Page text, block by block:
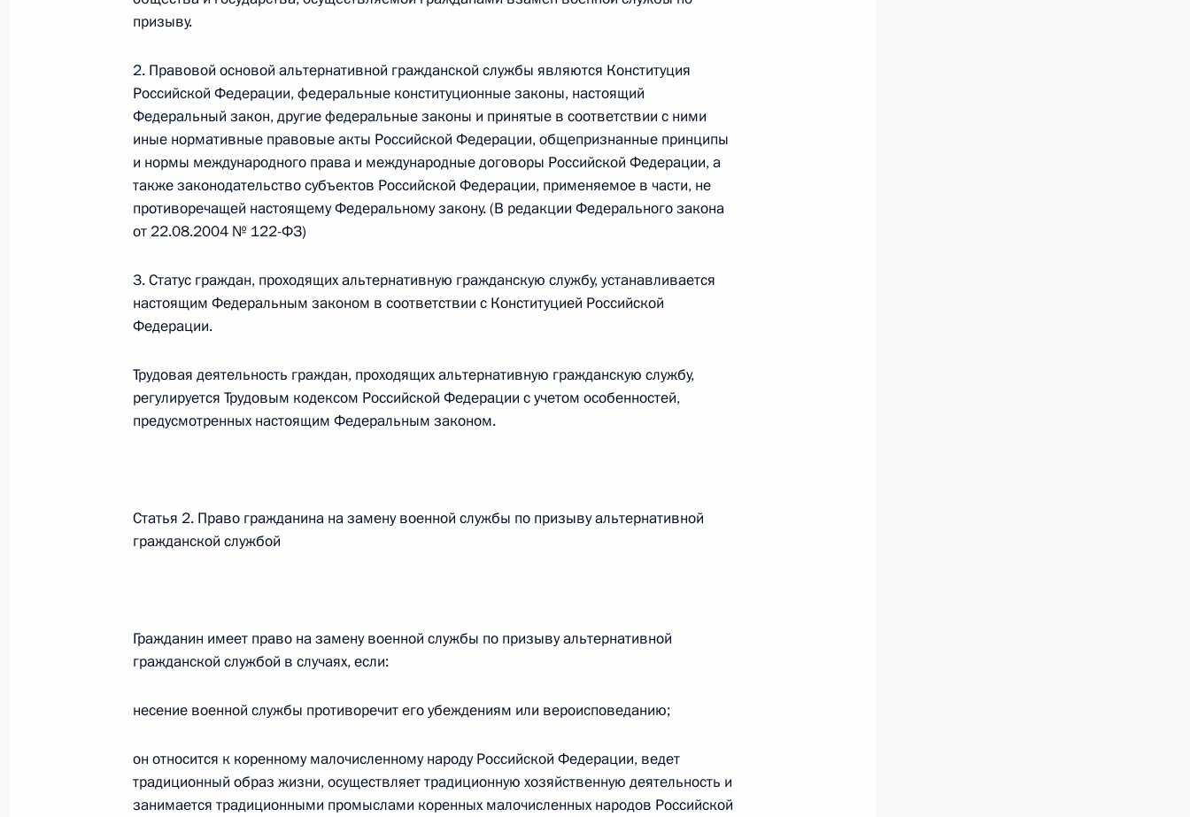
26 июля 2026 года
Федеральный закон от 26.07.2026 г. № 267-ФЗ
О внесении изменения в статью 2 Федерального закона «О благотворительной деятельности
и добровольчестве (волонтерстве)»
О внесении изменений в Уголовный кодекс Российской Федерации и статьи 31 и 151 Уголовно-
процессуального кодекса Российской Федерации
26 июля 2026 года
Федеральный закон от 26.07.2026 г. № 264-ФЗ
26 июля 2026 года
О внесении изменения в статью 10 Федерального закона «Об автономных учреждениях»
26 июля 2026 года
О ратификации Соглашения между Правительством Российской Федерации и Кабинетом
Министров Киргизской Республики о правовом статусе представительств компетентных органов
по вопросам внутренних дел и миграции в Российской Федерации и Киргизской Республике
призыву.
2. Правовой основой альтернативной гражданской службы являются Конституция
Российской Федерации, федеральные конституционные законы, настоящий
Федеральный закон, другие федеральные законы и принятые в соответствии с ними
иные нормативные правовые акты Российской Федерации, общепризнанные принципы
и нормы международного права и международные договоры Российской Федерации, а
также законодательство субъектов Российской Федерации, применяемое в части, не
противоречащей настоящему Федеральному закону. (В редакции Федерального закона
от 22.08.2004 № 122-ФЗ)
3. Статус граждан, проходящих альтернативную гражданскую службу, устанавливается
настоящим Федеральным законом в соответствии с Конституцией Российской
Федерации.
Трудовая деятельность граждан, проходящих альтернативную гражданскую службу,
регулируется Трудовым кодексом Российской Федерации с учетом особенностей,
предусмотренных настоящим Федеральным законом.
Статья 2. Право гражданина на замену военной службы по призыву альтернативной
гражданской службой
Гражданин имеет право на замену военной службы по призыву альтернативной
гражданской службой в случаях, если:
несение военной службы противоречит его убеждениям или вероисповеданию;
он относится к коренному малочисленному народу Российской Федерации, ведет
традиционный образ жизни, осуществляет традиционную хозяйственную деятельность и
занимается традиционными промыслами коренных малочисленных народов Российской